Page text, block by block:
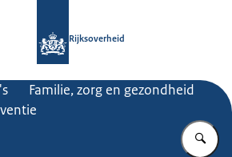
Rijksoverheid
Familie, zorg en gezondheid